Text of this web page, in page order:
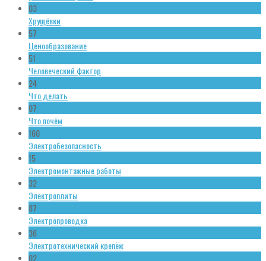
03
Хрущёвки
57
Ценообразование
51
Человеческий фактор
24
Что делать
07
Что почём
160
Электробезопасность
15
Электромонтажные работы
32
Электроплиты
87
Электропроводка
36
Электротехнический крепёж
02